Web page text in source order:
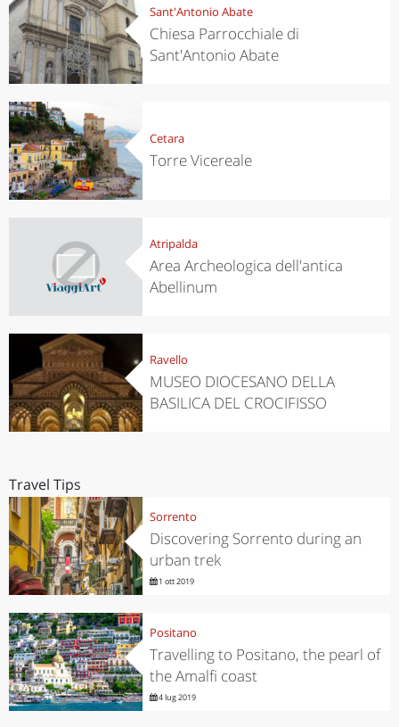
Sant'Antonio Abate
Chiesa Parrocchiale di
Sant'Antonio Abate
Cetara
Torre Vicereale
Atripalda
Area Archeologica dell'antica
Abellinum
Ravello
MUSEO DIOCESANO DELLA
BASILICA DEL CROCIFISSO
Travel Tips
Sorrento
Discovering Sorrento during an
urban trek
1 ott 2019
Positano
Travelling to Positano, the pearl of
the Amalfi coast
4 lug 2019